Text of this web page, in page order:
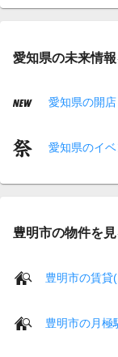
愛知県の未来情
愛知県の開
愛知県のイ
豊明市の物件を
豊明市の賃貸
豊明市の月極